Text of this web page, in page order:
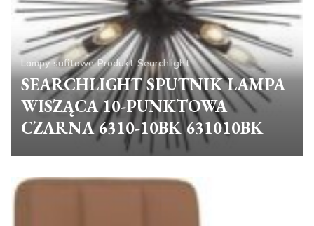
Lampy sufitowe Produkt Searchlight
SEARCHLIGHT SPUTNIK LAMPA
WISZĄCA 10-PUNKTOWA
CZARNA 6310-10BK 631010BK